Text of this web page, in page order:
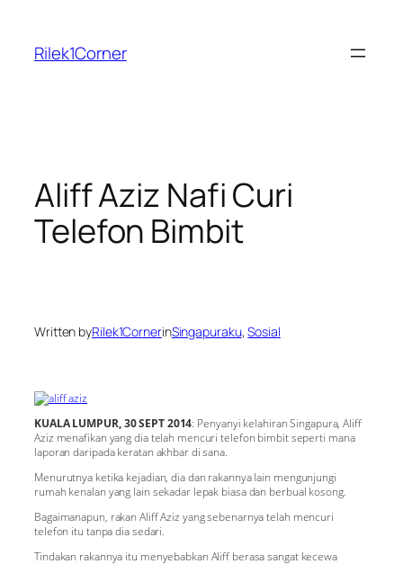
content
Rilek1Corner
Aliff Aziz Nafi Curi
Telefon Bimbit
Written byRilek1CornerinSingapuraku, Sosial
KUALA LUMPUR, 30 SEPT 2014: Penyanyi kelahiran Singapura, Aliff
Aziz menafikan yang dia telah mencuri telefon bimbit seperti mana
laporan daripada keratan akhbar di sana.
Menurutnya ketika kejadian, dia dan rakannya lain mengunjungi
rumah kenalan yang lain sekadar lepak biasa dan berbual kosong.
Bagaimanapun, rakan Aliff Aziz yang sebenarnya telah mencuri
telefon itu tanpa dia sedari.
Tindakan rakannya itu menyebabkan Aliff berasa sangat kecewa